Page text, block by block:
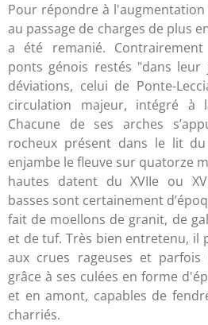
Pour répondre à
au passage de charges de plus
a été remanié.
ponts génois restés "dans
déviations, celui de Ponte-
circulation majeur, intégré à
Chacune de ses arches
rocheux présent dans le lit
enjambe le fleuve sur quatorze
hautes datent du XVIIe ou
basses sont certainement
fait de moellons de granit, de
et de tuf. Très bien entretenu, il
aux crues rageuses et parfois
grâce à ses culées en forme
et en amont, capables de
charriés.